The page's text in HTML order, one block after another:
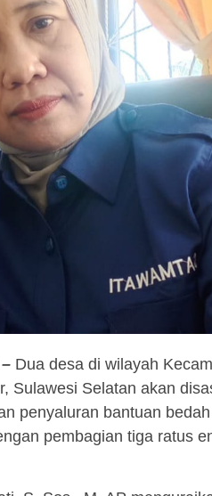
Dua desa di wilayah
Sulawesi Selatan akan
penyaluran bantuan
pembagian tiga ratus